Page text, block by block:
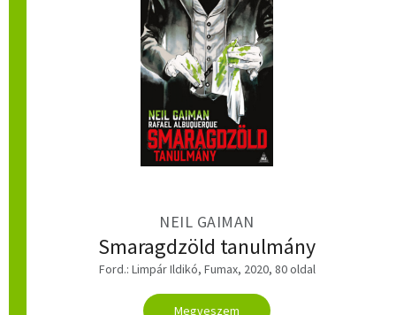
NEIL GAIMAN
Smaragdzöld tanulmány
Ford.: Limpár Ildikó, Fumax, 2020, 80 oldal
Megveszem